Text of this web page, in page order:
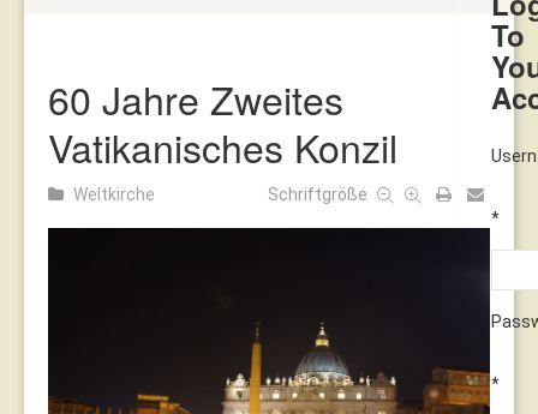
To
*
*
60 Jahre Zweites
Vatikanisches Konzil
Weltkirche Schriftgröße